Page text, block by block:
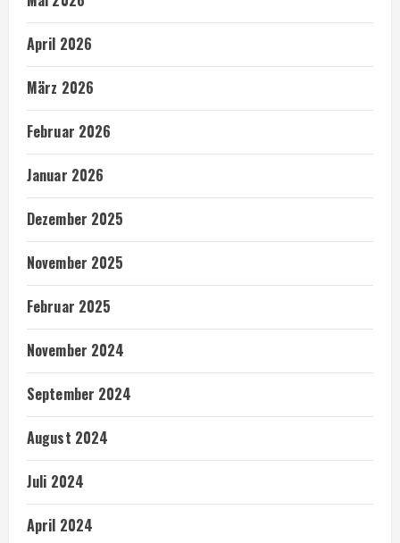
April 2026
März 2026
Februar 2026
Januar 2026
Dezember 2025
November 2025
Februar 2025
November 2024
September 2024
August 2024
Juli 2024
April 2024